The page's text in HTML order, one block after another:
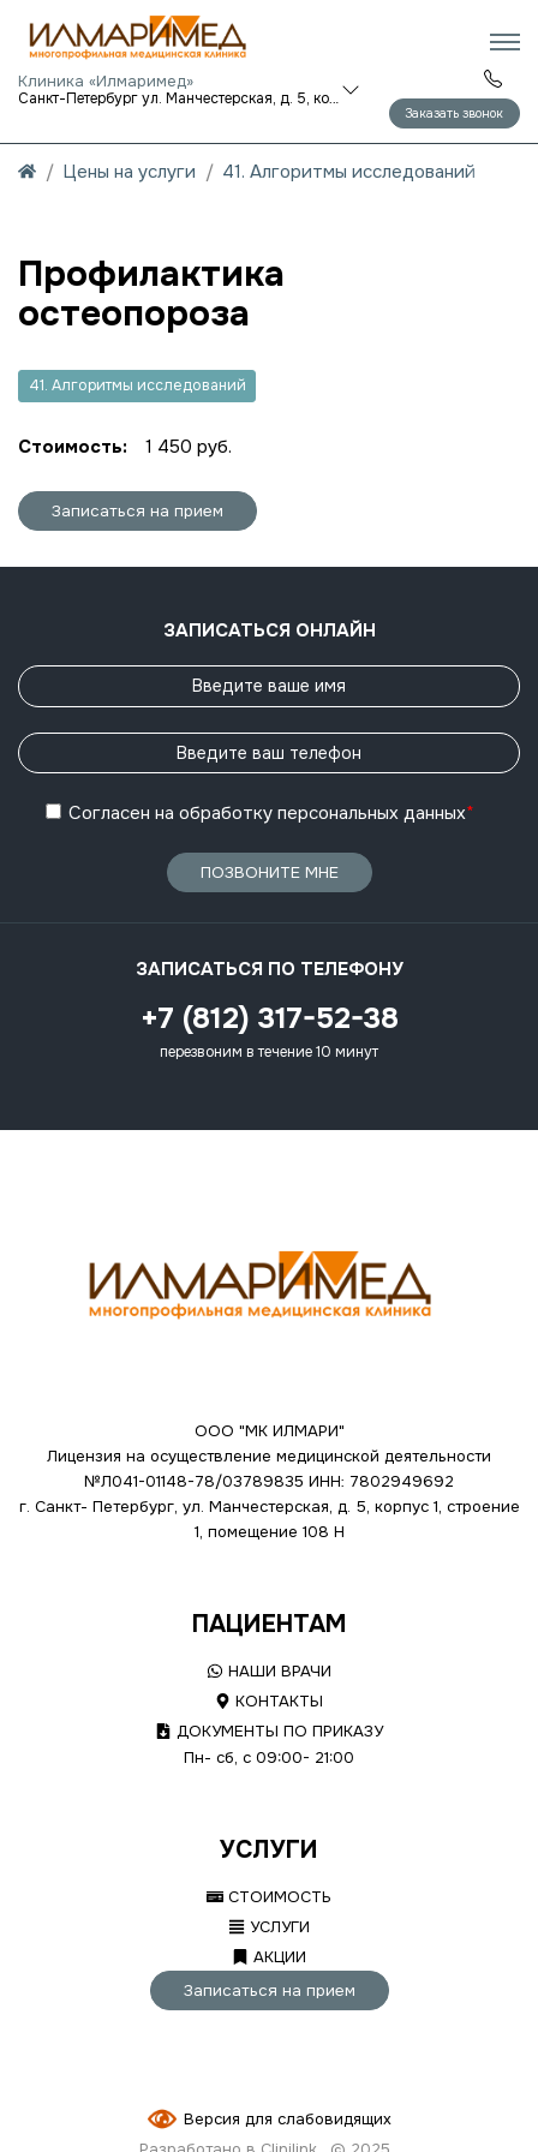
Клиника «Илмаримед»
Санкт-Петербург ул. Манчестерская, д. 5, корп. 1
Заказать звонок
Цены на услуги 41. Алгоритмы исследований
Профилактика
остеопороза
41. Алгоритмы исследований
Стоимость: 1 450 руб.
Записаться на прием
ЗАПИСАТЬСЯ ОНЛАЙН
Согласен на обработку персональных данных*
ПОЗВОНИТЕ МНЕ
ЗАПИСАТЬСЯ ПО ТЕЛЕФОНУ
+7 (812) 317-52-38
перезвоним в течение 10 минут
ООО "МК ИЛМАРИ"
Лицензия на осуществление медицинской деятельности
№Л041-01148-78/03789835 ИНН: 7802949692
г. Санкт- Петербург, ул. Манчестерская, д. 5, корпус 1, строение
1, помещение 108 Н
ПАЦИЕНТАМ
НАШИ ВРАЧИ
КОНТАКТЫ
ДОКУМЕНТЫ ПО ПРИКАЗУ
Пн- сб, с 09:00- 21:00
УСЛУГИ
СТОИМОСТЬ
УСЛУГИ
АКЦИИ
Записаться на прием
Версия для слабовидящих